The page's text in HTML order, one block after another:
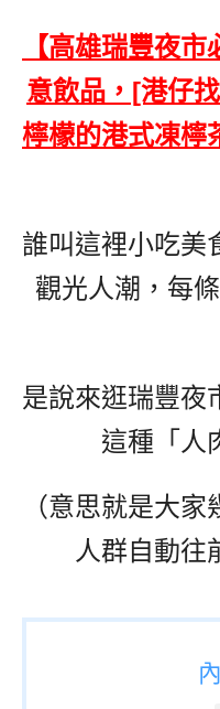
【高雄瑞豐夜
意飲品，[港仔
檸檬的港式凍檸
誰叫這裡小吃美
觀光人潮，每
是說來逛瑞豐夜
這種「人
（意思就是大
人群自動往